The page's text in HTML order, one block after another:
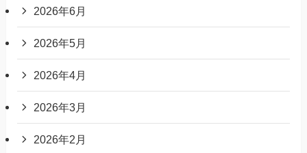
2026年6月
2026年5月
2026年4月
2026年3月
2026年2月